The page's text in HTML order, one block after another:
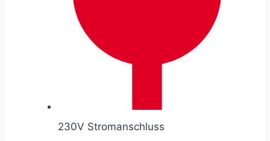
230V Stromanschluss